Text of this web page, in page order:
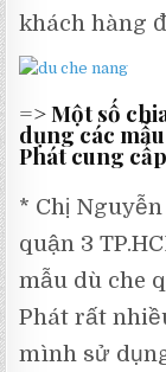
khách hàng
=> Một số
dụng các
Phát cung
* Chị
quận 3
mẫu dù che
Phát rất
mình sử